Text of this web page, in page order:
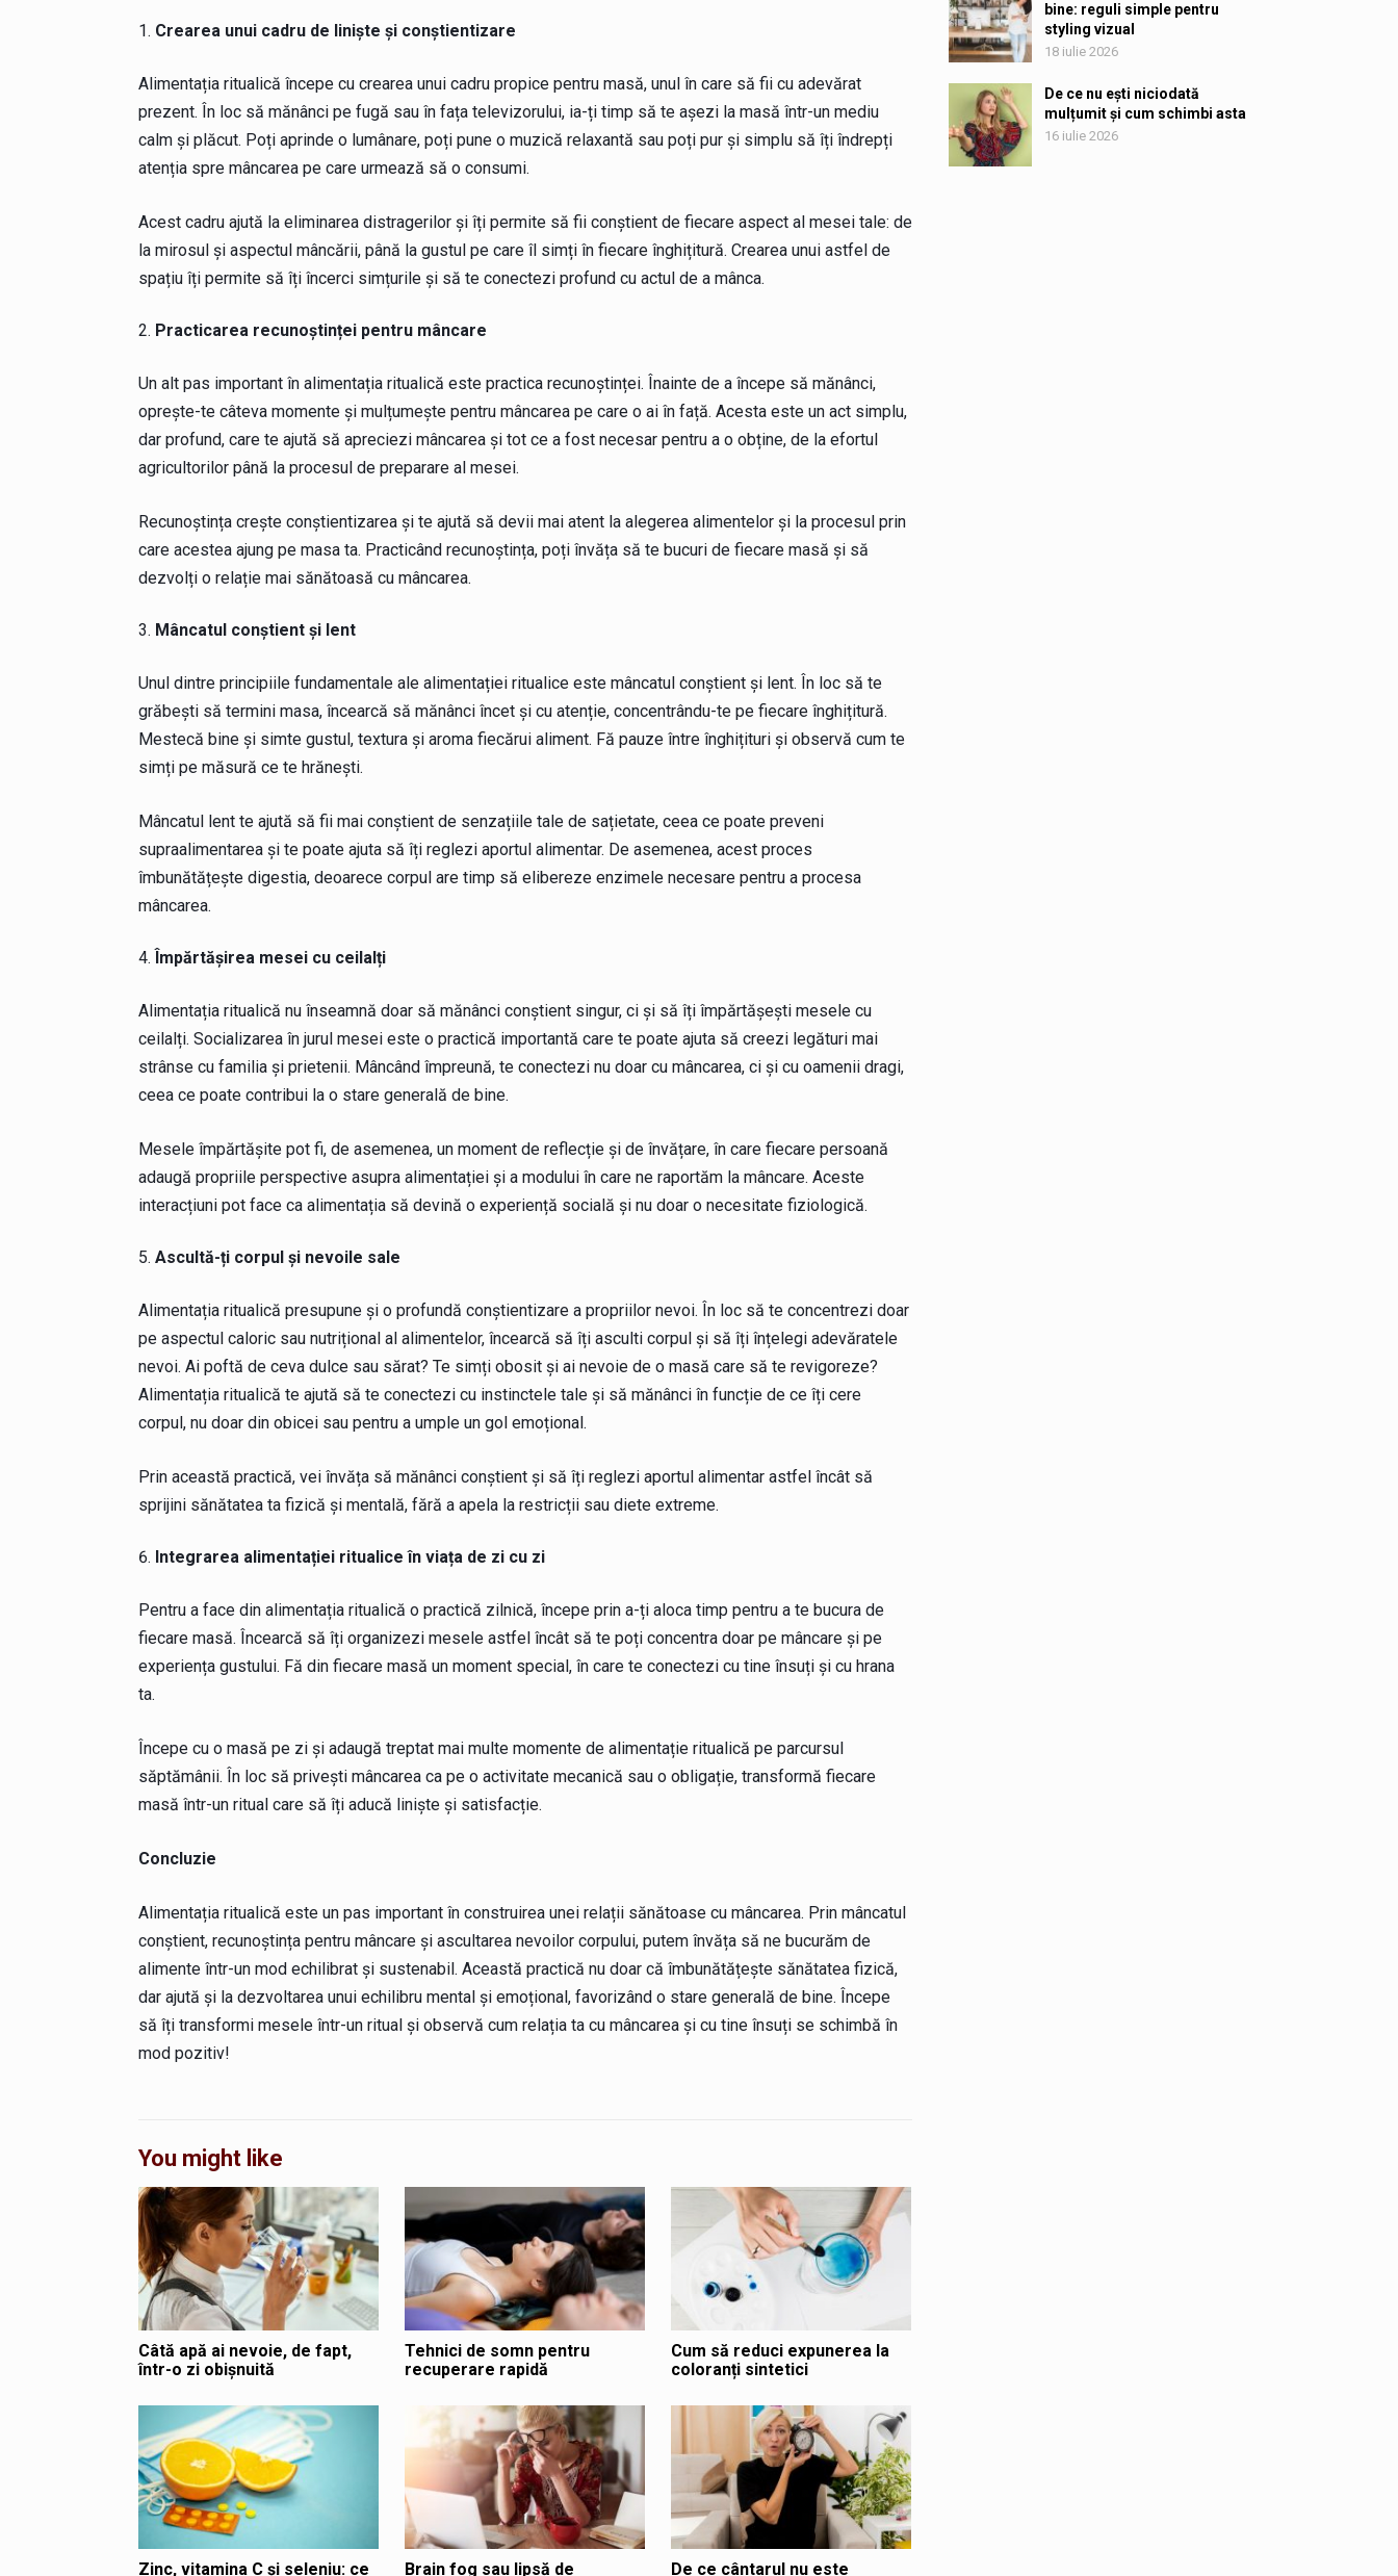
Crearea unui cadru de liniște și conștientizare
Alimentația ritualică începe cu crearea unui cadru propice pentru masă, unul în care să fii cu adevărat
prezent. În loc să mănânci pe fugă sau în fața televizorului, ia-ți timp să te așezi la masă într-un mediu
calm și plăcut. Poți aprinde o lumânare, poți pune o muzică relaxantă sau poți pur și simplu să îți îndrepți
atenția spre mâncarea pe care urmează să o consumi.
Acest cadru ajută la eliminarea distragerilor și îți permite să fii conștient de fiecare aspect al mesei tale: de
la mirosul și aspectul mâncării, până la gustul pe care îl simți în fiecare înghițitură. Crearea unui astfel de
spațiu îți permite să îți încerci simțurile și să te conectezi profund cu actul de a mânca.
Practicarea recunoștinței pentru mâncare
Un alt pas important în alimentația ritualică este practica recunoștinței. Înainte de a începe să mănânci,
oprește-te câteva momente și mulțumește pentru mâncarea pe care o ai în față. Acesta este un act simplu,
dar profund, care te ajută să apreciezi mâncarea și tot ce a fost necesar pentru a o obține, de la efortul
agricultorilor până la procesul de preparare al mesei.
Recunoștința crește conștientizarea și te ajută să devii mai atent la alegerea alimentelor și la procesul prin
care acestea ajung pe masa ta. Practicând recunoștința, poți învăța să te bucuri de fiecare masă și să
dezvolți o relație mai sănătoasă cu mâncarea.
Mâncatul conștient și lent
Unul dintre principiile fundamentale ale alimentației ritualice este mâncatul conștient și lent. În loc să te
grăbești să termini masa, încearcă să mănânci încet și cu atenție, concentrându-te pe fiecare înghițitură.
Mestecă bine și simte gustul, textura și aroma fiecărui aliment. Fă pauze între înghițituri și observă cum te
simți pe măsură ce te hrănești.
Mâncatul lent te ajută să fii mai conștient de senzațiile tale de sațietate, ceea ce poate preveni
supraalimentarea și te poate ajuta să îți reglezi aportul alimentar. De asemenea, acest proces
îmbunătățește digestia, deoarece corpul are timp să elibereze enzimele necesare pentru a procesa
mâncarea.
Împărtășirea mesei cu ceilalți
Alimentația ritualică nu înseamnă doar să mănânci conștient singur, ci și să îți împărtășești mesele cu
ceilalți. Socializarea în jurul mesei este o practică importantă care te poate ajuta să creezi legături mai
strânse cu familia și prietenii. Mâncând împreună, te conectezi nu doar cu mâncarea, ci și cu oamenii dragi,
ceea ce poate contribui la o stare generală de bine.
Mesele împărtășite pot fi, de asemenea, un moment de reflecție și de învățare, în care fiecare persoană
adaugă propriile perspective asupra alimentației și a modului în care ne raportăm la mâncare. Aceste
interacțiuni pot face ca alimentația să devină o experiență socială și nu doar o necesitate fiziologică.
Ascultă-ți corpul și nevoile sale
Alimentația ritualică presupune și o profundă conștientizare a propriilor nevoi. În loc să te concentrezi doar
pe aspectul caloric sau nutrițional al alimentelor, încearcă să îți asculti corpul și să îți înțelegi adevăratele
nevoi. Ai poftă de ceva dulce sau sărat? Te simți obosit și ai nevoie de o masă care să te revigoreze?
Alimentația ritualică te ajută să te conectezi cu instinctele tale și să mănânci în funcție de ce îți cere
corpul, nu doar din obicei sau pentru a umple un gol emoțional.
Prin această practică, vei învăța să mănânci conștient și să îți reglezi aportul alimentar astfel încât să
sprijini sănătatea ta fizică și mentală, fără a apela la restricții sau diete extreme.
Integrarea alimentației ritualice în viața de zi cu zi
Pentru a face din alimentația ritualică o practică zilnică, începe prin a-ți aloca timp pentru a te bucura de
fiecare masă. Încearcă să îți organizezi mesele astfel încât să te poți concentra doar pe mâncare și pe
experiența gustului. Fă din fiecare masă un moment special, în care te conectezi cu tine însuți și cu hrana
ta.
Începe cu o masă pe zi și adaugă treptat mai multe momente de alimentație ritualică pe parcursul
săptămânii. În loc să privești mâncarea ca pe o activitate mecanică sau o obligație, transformă fiecare
masă într-un ritual care să îți aducă liniște și satisfacție.
Concluzie
Alimentația ritualică este un pas important în construirea unei relații sănătoase cu mâncarea. Prin mâncatul
conștient, recunoștința pentru mâncare și ascultarea nevoilor corpului, putem învăța să ne bucurăm de
alimente într-un mod echilibrat și sustenabil. Această practică nu doar că îmbunătățește sănătatea fizică,
dar ajută și la dezvoltarea unui echilibru mental și emoțional, favorizând o stare generală de bine. Începe
să îți transformi mesele într-un ritual și observă cum relația ta cu mâncarea și cu tine însuți se schimbă în
mod pozitiv!
You might like
Câtă apă ai nevoie, de fapt,
într-o zi obișnuită
Tehnici de somn pentru
recuperare rapidă
Cum să reduci expunerea la
coloranți sintetici
Zinc, vitamina C și seleniu: ce Brain fog sau lipsă de De ce cântarul nu este
bine: reguli simple pentru
styling vizual
18 iulie 2026
De ce nu ești niciodată
mulțumit și cum schimbi asta
16 iulie 2026